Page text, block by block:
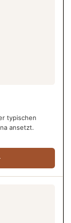
typischen
ansetzt.